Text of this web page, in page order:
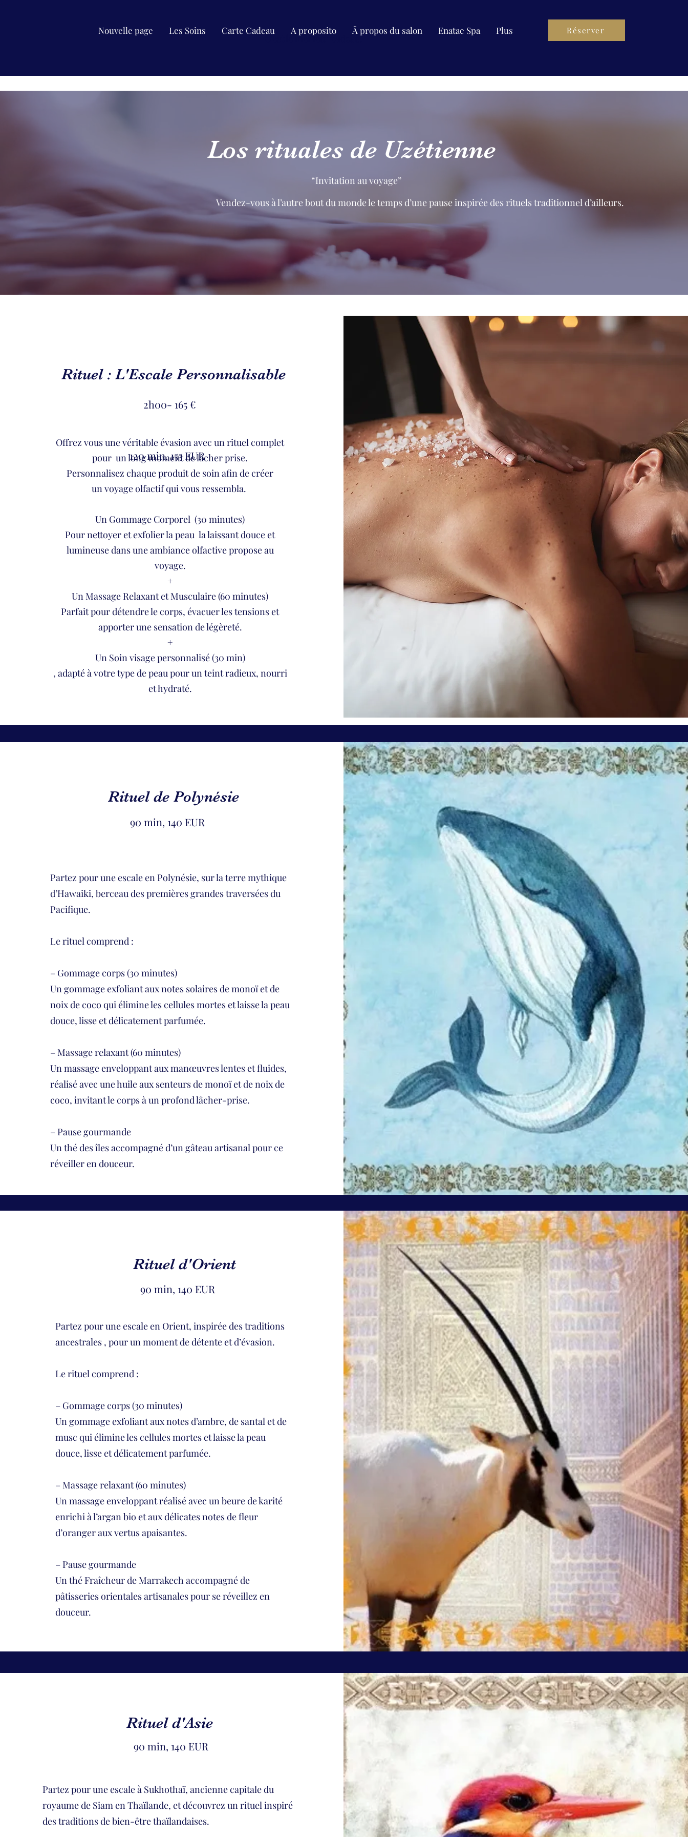
Nouvelle page Les Soins Carte Cadeau A proposito Â propos du salon Enatae Spa Plus Réserver
C'est le meilleur cadeau.
Los rituales de Uzétienne
“Invitation au voyage”
Vendez-vous à l’autre bout du monde le temps d’une pause inspirée des rituels traditionnel d’ailleurs.
Rituel : L'Escale Personnalisable
2h00- 165 €
120 min, 155 EUR
Offrez vous une véritable évasion avec un rituel complet
pour un long moment de lâcher prise.
Personnalisez chaque produit de soin afin de créer
un voyage olfactif qui vous ressembla.
Un Gommage Corporel (30 minutes)
Pour nettoyer et exfolier la peau la laissant douce et
lumineuse dans une ambiance olfactive propose au
voyage.
+
Un Massage Relaxant et Musculaire (60 minutes)
Parfait pour détendre le corps, évacuer les tensions et
apporter une sensation de légèreté.
+
Un Soin visage personnalisé (30 min)
, adapté à votre type de peau pour un teint radieux, nourri
et hydraté.
Rituel de Polynésie
90 min, 140 EUR
Partez pour une escale en Polynésie, sur la terre mythique
d’Hawaiki, berceau des premières grandes traversées du
Pacifique.
Le rituel comprend :
– Gommage corps (30 minutes)
Un gommage exfoliant aux notes solaires de monoï et de
noix de coco qui élimine les cellules mortes et laisse la peau
douce, lisse et délicatement parfumée.
– Massage relaxant (60 minutes)
Un massage enveloppant aux manœuvres lentes et fluides,
réalisé avec une huile aux senteurs de monoï et de noix de
coco, invitant le corps à un profond lâcher-prise.
– Pause gourmande
Un thé des îles accompagné d’un gâteau artisanal pour ce
réveiller en douceur.
Rituel d'Orient
90 min, 140 EUR
Partez pour une escale en Orient, inspirée des traditions
ancestrales , pour un moment de détente et d’évasion.
Le rituel comprend :
– Gommage corps (30 minutes)
Un gommage exfoliant aux notes d’ambre, de santal et de
musc qui élimine les cellules mortes et laisse la peau
douce, lisse et délicatement parfumée.
– Massage relaxant (60 minutes)
Un massage enveloppant réalisé avec un beure de karité
enrichi à l’argan bio et aux délicates notes de fleur
d’oranger aux vertus apaisantes.
– Pause gourmande
Un thé Fraîcheur de Marrakech accompagné de
pâtisseries orientales artisanales pour se réveillez en
douceur.
Rituel d'Asie
90 min, 140 EUR
Partez pour une escale à Sukhothaï, ancienne capitale du
royaume de Siam en Thaïlande, et découvrez un rituel inspiré
des traditions de bien-être thaïlandaises.